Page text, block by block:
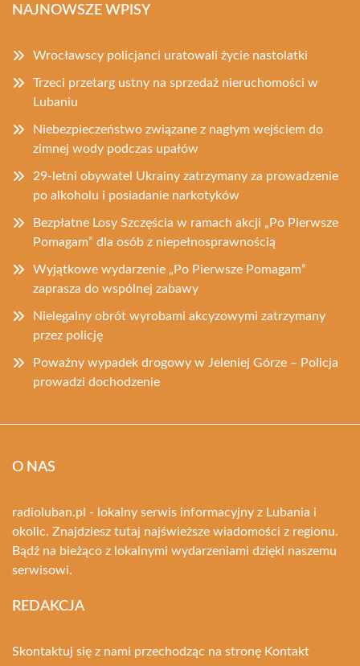
NAJNOWSZE WPISY
Wrocławscy policjanci uratowali życie nastolatki
Trzeci przetarg ustny na sprzedaż nieruchomości w
Lubaniu
Niebezpieczeństwo związane z nagłym wejściem do
zimnej wody podczas upałów
29-letni obywatel Ukrainy zatrzymany za prowadzenie
po alkoholu i posiadanie narkotyków
Bezpłatne Losy Szczęścia w ramach akcji „Po Pierwsze
Pomagam” dla osób z niepełnosprawnością
Wyjątkowe wydarzenie „Po Pierwsze Pomagam”
zaprasza do wspólnej zabawy
Nielegalny obrót wyrobami akcyzowymi zatrzymany
przez policję
Poważny wypadek drogowy w Jeleniej Górze – Policja
prowadzi dochodzenie
O NAS
radioluban.pl - lokalny serwis informacyjny z Lubania i
okolic. Znajdziesz tutaj najświeższe wiadomości z regionu.
Bądź na bieżąco z lokalnymi wydarzeniami dzięki naszemu
serwisowi.
REDAKCJA
Skontaktuj się z nami przechodząc na stronę Kontakt